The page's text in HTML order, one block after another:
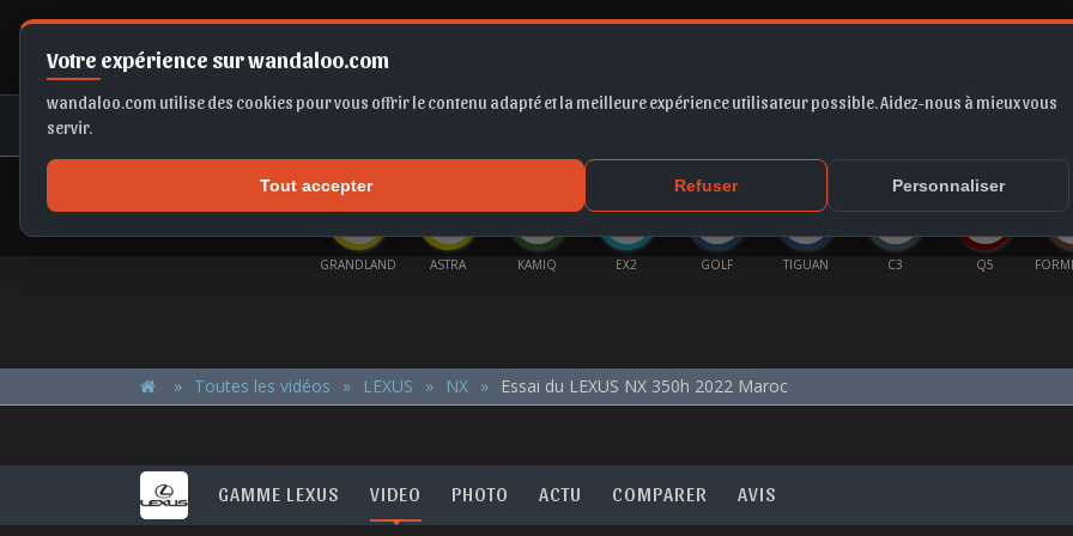
Votre expérience sur wandaloo.com
wandaloo.com utilise des cookies pour vous offrir le contenu adapté et la meilleure expérience utilisateur possible. Aidez-nous à mieux vous
servir.
Tout accepter Refuser Personnaliser
GRANDLAND ASTRA KAMIQ EX2 GOLF TIGUAN C3 Q5
Toutes les vidéos LEXUS NX Essai du LEXUS NX 350h 2022 Maroc
GAMME LEXUS VIDEO PHOTO ACTU COMPARER AVIS